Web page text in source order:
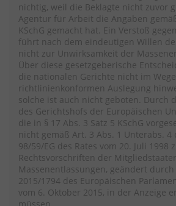
nichtig, weil die Beklagte nicht zuvor
Agentur für Arbeit die Angaben
KSchG gemacht hat. Ein Verstoß
führt nach dem eindeutigen Willen
nicht zur Unwirksamkeit der
Über diese gesetzgeberische
die nationalen Gerichte nicht im
richtlinienkonformen Auslegung
solche ist auch nicht geboten. Durch
des Gerichtshofs der Europäischen
die in § 17 Abs. 3 Satz 5 KSchG
nicht gemäß Art. 3 Abs. 1 Unterabs. 4
98/59/EG des Rates vom 20. Juli 1998
Rechtsvorschriften der
Massenentlassungen, geändert
2015/1794 des Europäischen
vom 6. Oktober 2015, in der Anzeige